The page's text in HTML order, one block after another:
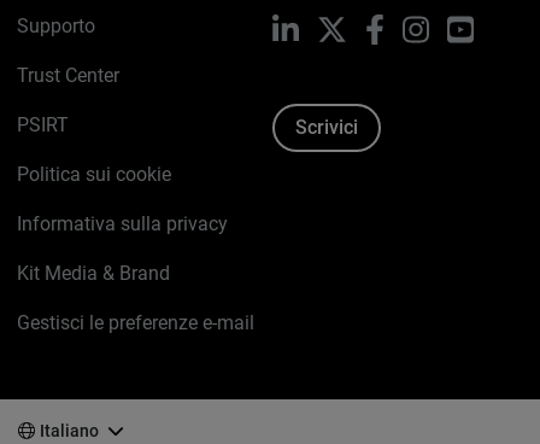
Supporto
Trust Center
PSIRT
Politica sui cookie
Informativa sulla privacy
Kit Media & Brand
Gestisci le preferenze e-mail
LinkedIn FacebookInstagram
Scrivici
Italiano